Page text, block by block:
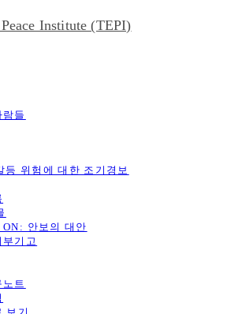
Institute (TEPI)
들
등 위험에 대한 조기경보
안보의 대안
기고
트